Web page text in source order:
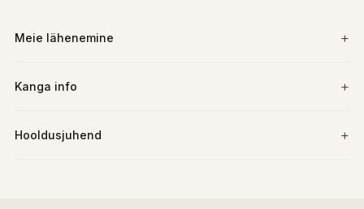
Meie lähenemine
Kanga info
Hooldusjuhend